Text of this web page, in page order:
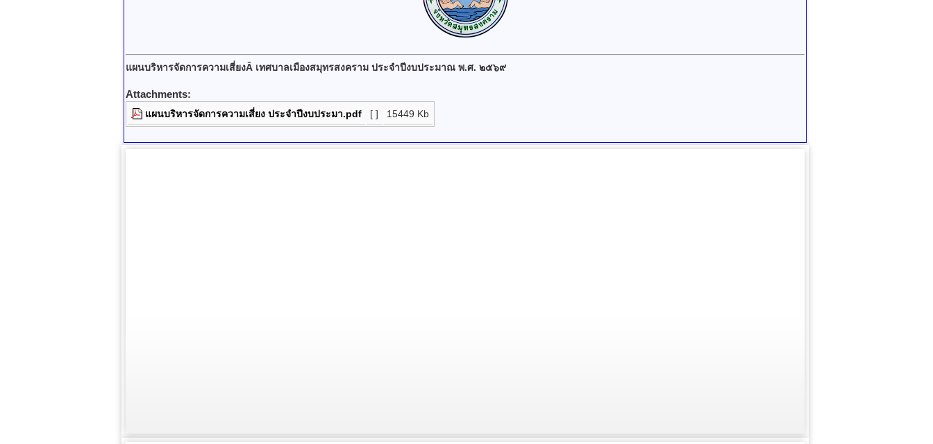
แผนบริหารจัดการความเสี่ยงÂ เทศบาลเมืองสมุทรสงคราม ประจำปีงบประมาณ พ.ศ. ๒๕๖๙
Attachments:
แผนบริหารจัดการความเสี่ยง ประจำปีงบประมา.pdf [ ] 15449 Kb